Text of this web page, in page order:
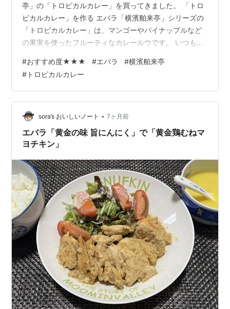
亭」の「トロピカルカレー」を買ってきました。 「トロ
ピカルカレー」を作る エバラ「横濱舶来亭」シリーズの
「トロピカルカレー」は、マンゴーやパイナップルなど
の果実を使ったフルーティなカレールウです。 いつもの
す。リュウジさんのマネで、じゃがいもは一緒に煮込ま
ず、別に調理してトッピングします。2人前なのでカレー
ルウは半分の90gを使います。（人参も半分だけ使用）
具材をカットし、じゃがいもは電子レンジで加熱
（600w2分半）しておきます。 玉ねぎを色が付くまで炒
めてから牛肉と人参を加えて火を通し、水を加…
#おすすめ度★★★ #エバラ #横濱舶来亭
# トロピカルカレー
sora’s おいしいノート • 7ヶ月前
エバラ「黄金の味 旨にんにく」で「黄金鶏むねマ
ヨチキン」